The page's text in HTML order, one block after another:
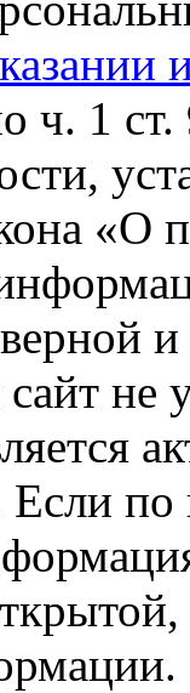
ч. 1
«О
не